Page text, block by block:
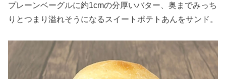
プレーンベーグルに約1cmの分厚いバター、奥までみっち
りとつまり溢れそうになるスイートポテトあんをサンド。